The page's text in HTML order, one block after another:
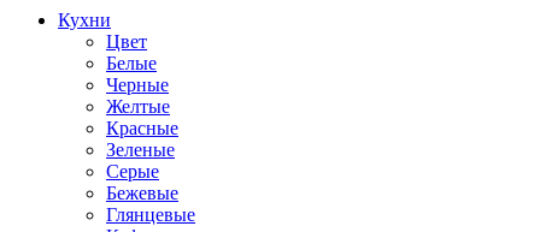
Кухни
Цвет
Белые
Черные
Желтые
Красные
Зеленые
Серые
Бежевые
Глянцевые